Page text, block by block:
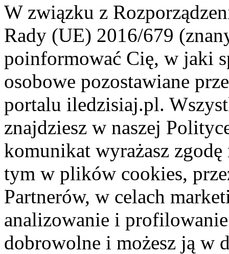
W związku z
Rady (UE) 2016/679
poinformować Cię, w jaki
osobowe pozostawiane
portalu iledzisiaj.pl.
znajdziesz w naszej
komunikat wyrażasz
tym w plików cookies,
Partnerów, w celach
analizowanie i
dobrowolne i możesz ją w